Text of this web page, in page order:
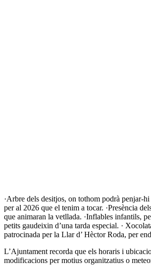
·Arbre dels desitjos, on tothom podrà penjar-hi
per al 2026 que el tenim a tocar. ·Presència
que animaran la vetllada. ·Inflables infantils,
petits gaudeixin d’una tarda especial. ·
patrocinada per la Llar d’ Hèctor Roda, per
L’Ajuntament recorda que els horaris i
modificacions per motius organitzatius o